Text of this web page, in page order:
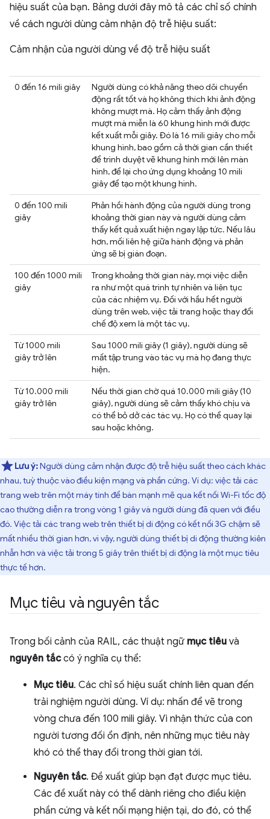
hiệu suất của bạn. Bảng dưới đây mô tả các chỉ số chính
về cách người dùng cảm nhận độ trễ hiệu suất:
Cảm nhận của người dùng về độ trễ hiệu suất
0 đến 16 mili giây
Người dùng có khả năng theo dõi chuyển
động rất tốt và họ không thích khi ảnh động
không mượt mà. Họ cảm thấy ảnh động
mượt mà miễn là 60 khung hình mới được
kết xuất mỗi giây. Đó là 16 mili giây cho mỗi
khung hình, bao gồm cả thời gian cần thiết
để trình duyệt vẽ khung hình mới lên màn
hình, để lại cho ứng dụng khoảng 10 mili
giây để tạo một khung hình.
0 đến 100 mili
giây
Phản hồi hành động của người dùng trong
khoảng thời gian này và người dùng cảm
thấy kết quả xuất hiện ngay lập tức. Nếu lâu
hơn, mối liên hệ giữa hành động và phản
ứng sẽ bị gián đoạn.
100 đến 1000 mili
giây
Trong khoảng thời gian này, mọi việc diễn
ra như một quá trình tự nhiên và liên tục
của các nhiệm vụ. Đối với hầu hết người
dùng trên web, việc tải trang hoặc thay đổi
chế độ xem là một tác vụ.
Từ 1000 mili
giây trở lên
Sau 1000 mili giây (1 giây), người dùng sẽ
mất tập trung vào tác vụ mà họ đang thực
hiện.
Từ 10.000 mili
giây trở lên
Nếu thời gian chờ quá 10.000 mili giây (10
giây), người dùng sẽ cảm thấy khó chịu và
có thể bỏ dở các tác vụ. Họ có thể quay lại
sau hoặc không.
Lưu ý:Người dùng cảm nhận được độ trễ hiệu suất theo cách khác
nhau, tuỳ thuộc vào điều kiện mạng và phần cứng. Ví dụ: việc tải các
trang web trên một máy tính để bàn mạnh mẽ qua kết nối Wi-Fi tốc độ
cao thường diễn ra trong vòng 1 giây và người dùng đã quen với điều
đó. Việc tải các trang web trên thiết bị di động có kết nối 3G chậm sẽ
mất nhiều thời gian hơn, vì vậy, người dùng thiết bị di động thường kiên
nhẫn hơn và việc tải trong 5 giây trên thiết bị di động là một mục tiêu
thực tế hơn.
Mục tiêu và nguyên tắc
Trong bối cảnh của RAIL, các thuật ngữ mục tiêu và
nguyên tắccó ý nghĩa cụ thể:
Mục tiêu. Các chỉ số hiệu suất chính liên quan đến
trải nghiệm người dùng. Ví dụ: nhấn để vẽ trong
vòng chưa đến 100 mili giây. Vì nhận thức của con
người tương đối ổn định, nên những mục tiêu này
khó có thể thay đổi trong thời gian tới.
Nguyên tắc. Đề xuất giúp bạn đạt được mục tiêu.
Các đề xuất này có thể dành riêng cho điều kiện
phần cứng và kết nối mạng hiện tại, do đó, có thể